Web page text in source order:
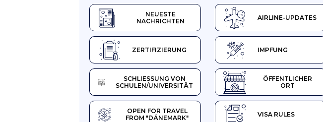
NEUESTE
NACHRICHTEN
AIRLINE-UPDATES
ZERTIFIZIERUNG IMPFUNG
SCHLIESSUNG VON S
CHULEN/UNIVERSITÄT
ÖFFENTLICHER
ORT
OPEN FOR TRAVEL
FROM "DÄNEMARK"
VISA RULES